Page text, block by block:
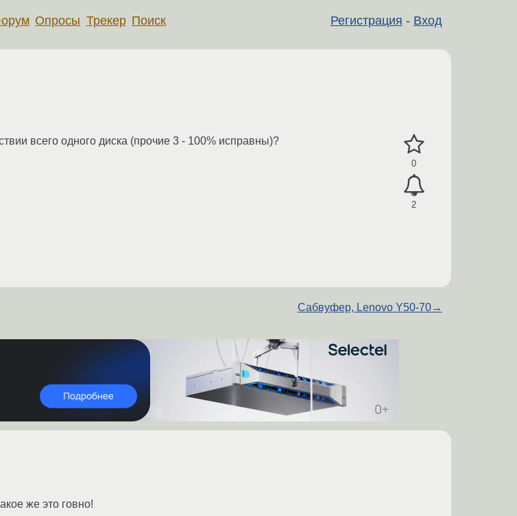
Регистрация - Вход
Опросы Трекер Поиск
0
2
всего одного диска (прочие 3 - 100% исправны)?
Сабвуфер, Lenovo Y50-70→
же это говно!